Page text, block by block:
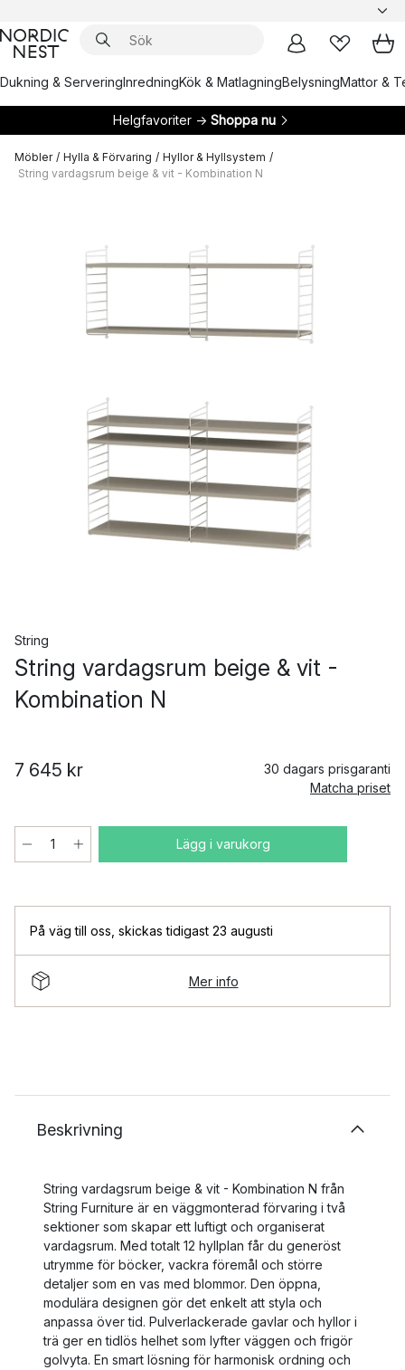
Dukning & ServeringInredningKök & MatlagningBelysningMattor &
Helgfavoriter → Shoppa nu
Möbler / Hylla & Förvaring / Hyllor & Hyllsystem /
String vardagsrum beige & vit - Kombination N
String
String vardagsrum beige & vit -
Kombination N
7 645 kr
30 dagars prisgaranti
Matcha priset
Lägg i varukorg
På väg till oss skickas tidigast 23 augusti
Mer info
Beskrivning
String vardagsrum beige & vit - Kombination N från
String Furniture är en väggmonterad förvaring i två
sektioner som skapar ett luftigt och organiserat
vardagsrum. Med totalt 12 hyllplan får du generöst
utrymme för böcker, vackra föremål och större
detaljer som en vas med blommor. Den öppna,
modulära designen gör det enkelt att styla och
anpassa över tid. Pulverlackerade gavlar och hyllor i
trä ger en tidlös helhet som lyfter väggen och frigör
golvyta. En smart lösning för harmonisk ordning och